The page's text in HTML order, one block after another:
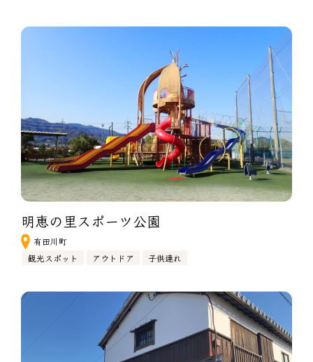
明恵の里スポーツ公園
有田川町
観光スポット
アウトドア 子供連れ